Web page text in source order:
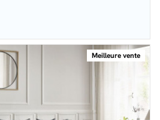
Meilleure vente